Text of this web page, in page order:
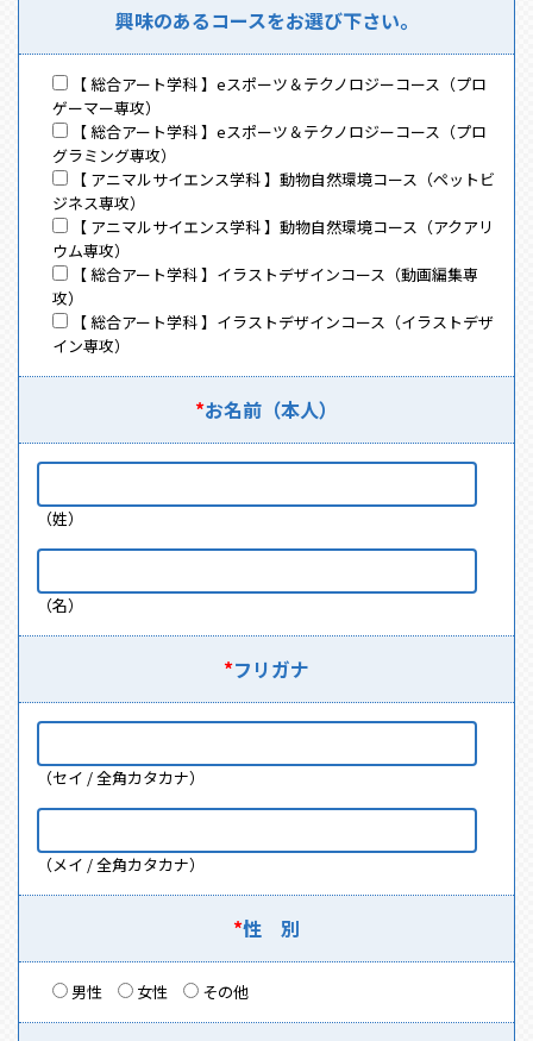
興味のあるコースをお選び下さい。
【 総合アート学科 】eスポーツ＆テクノロジーコース（プロ
ゲーマー専攻）
【 総合アート学科 】eスポーツ＆テクノロジーコース（プロ
グラミング専攻）
【 アニマルサイエンス学科 】動物自然環境コース（ペットビ
ジネス専攻）
【 アニマルサイエンス学科 】動物自然環境コース（アクアリ
ウム専攻）
【 総合アート学科 】イラストデザインコース（動画編集専
攻）
【 総合アート学科 】イラストデザインコース（イラストデザ
イン専攻）
*お名前 （本人）
（姓）
（名）
*フリガナ
（セイ / 全角カタカナ）
（メイ / 全角カタカナ）
*性 別
男性 女性 その他